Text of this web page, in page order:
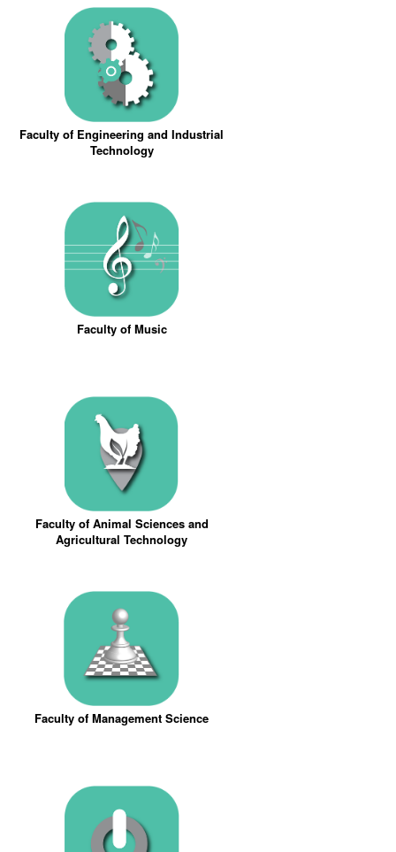
Faculty of Engineering and Industrial
Technology
Faculty of Music
Faculty of Animal Sciences and
Agricultural Technology
Faculty of Management Science